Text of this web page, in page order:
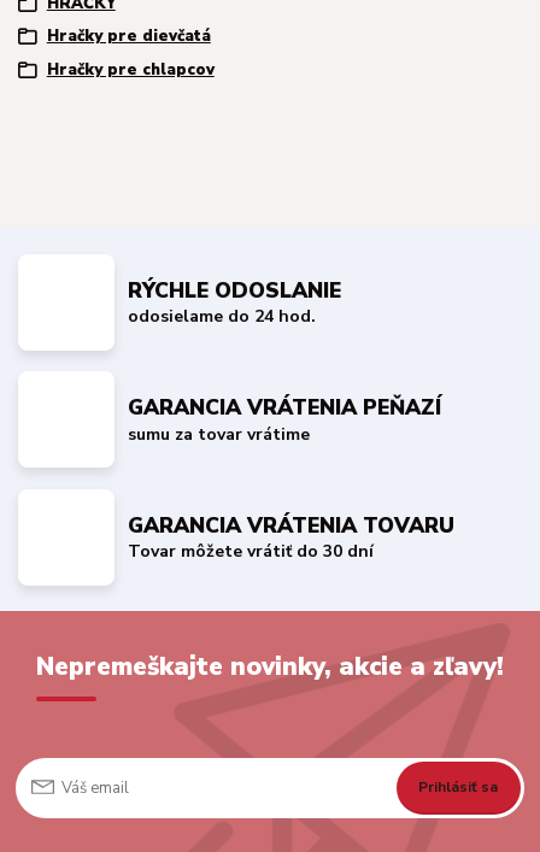
Hračky pre dievčatá
Hračky pre chlapcov
RÝCHLE ODOSLANIE
odosielame do 24 hod.
GARANCIA VRÁTENIA PEŇAZÍ
sumu za tovar vrátime
GARANCIA VRÁTENIA TOVARU
Tovar môžete vrátiť do 30 dní
Nepremeškajte novinky, akcie a zľavy!
Prihlásiť sa